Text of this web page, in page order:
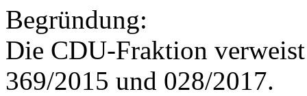
Begründung:
Die CDU-Fraktion
369/2015 und 028/2017.